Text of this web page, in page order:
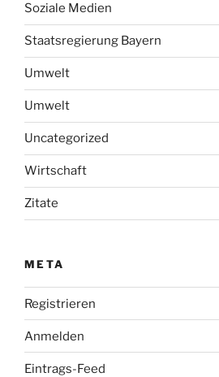
Soziale Medien
Staatsregierung Bayern
Umwelt
Umwelt
Uncategorized
Wirtschaft
Zitate
META
Registrieren
Anmelden
Eintrags-Feed